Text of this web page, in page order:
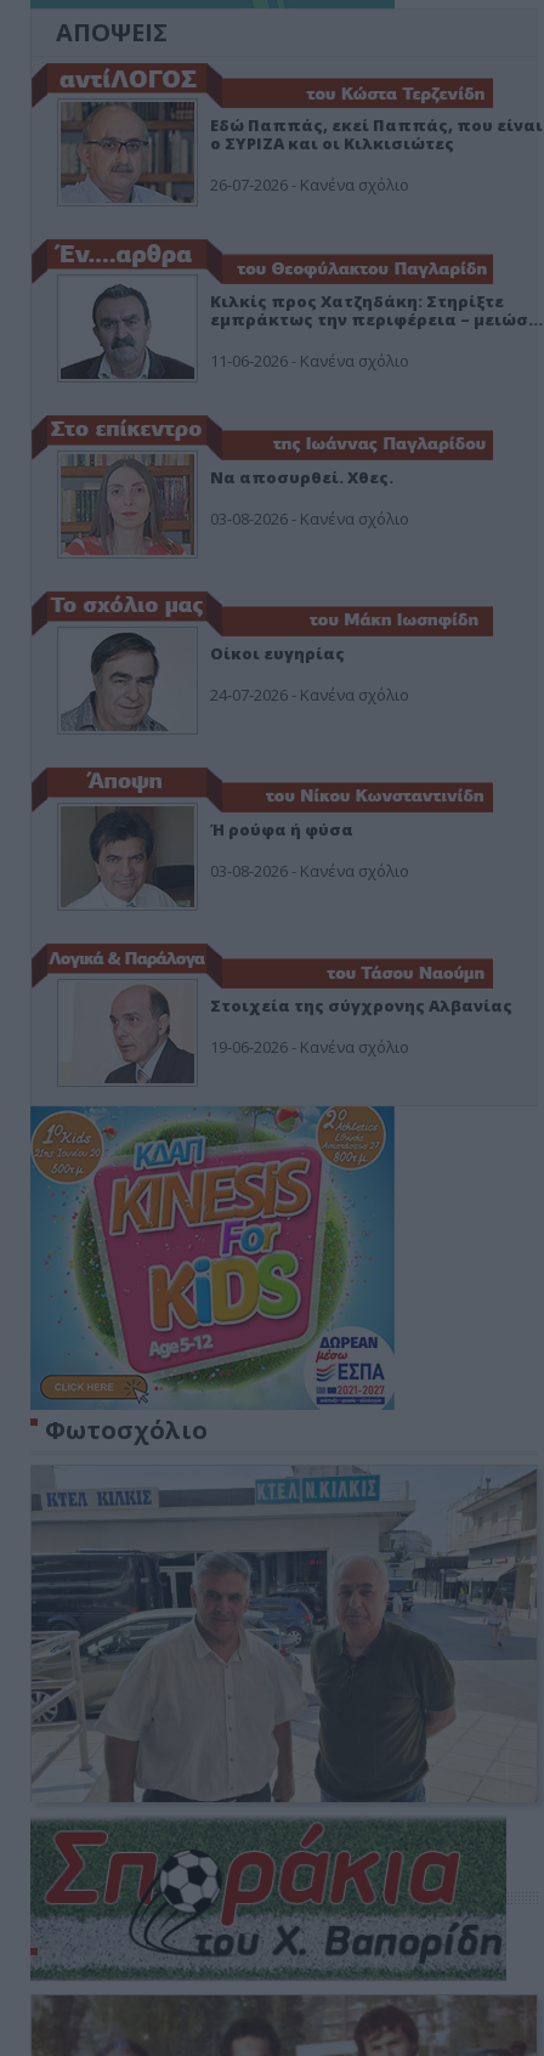
ΑΠΟΨΕΙΣ
Εδώ Παππάς, εκεί Παππάς, που είναι
ο ΣΥΡΙΖΑ και οι Κιλκισιώτες
26-07-2026 - Κανένα σχόλιο
Κιλκίς προς Χατζηδάκη: Στηρίξτε
εμπράκτως την περιφέρεια – μειώσ…
11-06-2026 - Κανένα σχόλιο
Να αποσυρθεί. Χθες.
03-08-2026 - Κανένα σχόλιο
Οίκοι ευγηρίας
24-07-2026 - Κανένα σχόλιο
Ή ρούφα ή φύσα
03-08-2026 - Κανένα σχόλιο
Στοιχεία της σύγχρονης Αλβανίας
19-06-2026 - Κανένα σχόλιο
Φωτοσχόλιο